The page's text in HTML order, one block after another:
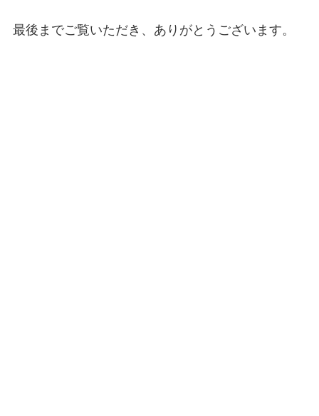
最後までご覧いただき、ありがとうございます。